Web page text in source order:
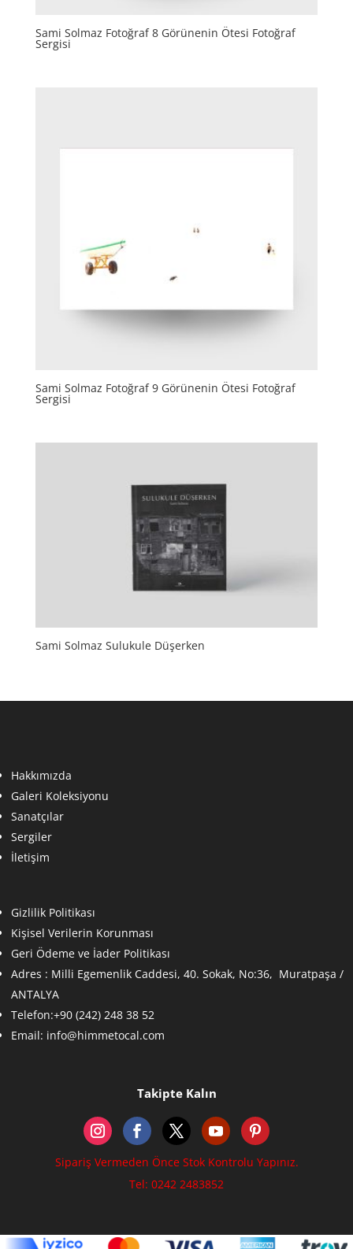
Sami Solmaz Fotoğraf 8 Görünenin Ötesi Fotoğraf
Sergisi
Sami Solmaz Fotoğraf 9 Görünenin Ötesi Fotoğraf
Sergisi
Sami Solmaz Sulukule Düşerken
Hakkımızda
Galeri Koleksiyonu
Sanatçılar
Sergiler
İletişim
Gizlilik Politikası
Kişisel Verilerin Korunması
Geri Ödeme ve İader Politikası
Adres : Milli Egemenlik Caddesi, 40. Sokak, No:36, Muratpaşa /
ANTALYA
Telefon:+90 (242) 248 38 52
Email: info@himmetocal.com
Takipte Kalın
Sipariş Vermeden Önce Stok Kontrolu Yapınız.
Tel: 0242 2483852